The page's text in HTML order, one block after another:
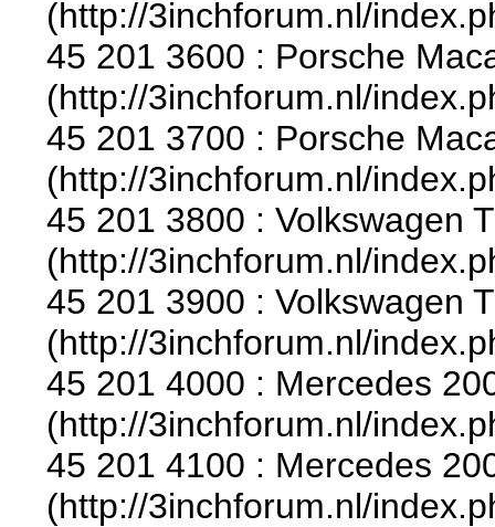
(http://3inchforum.nl/
45 201 3600 : Porsche
(http://3inchforum.nl/
45 201 3700 : Porsche
(http://3inchforum.nl/
45 201 3800 : Volkswagen
(http://3inchforum.nl/
45 201 3900 : Volkswagen
(http://3inchforum.nl/
45 201 4000 : Mercedes
(http://3inchforum.nl/
45 201 4100 : Mercedes
(http://3inchforum.nl/